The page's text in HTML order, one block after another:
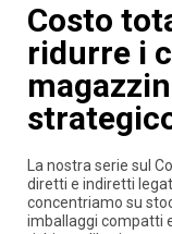
Costo
ridurre i
La nostra serie sul
diretti e indiretti
concentriamo su
imballaggi compatti